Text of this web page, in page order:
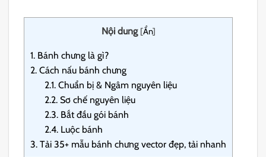
Nội dung [Ẩn]
1. Bánh chưng là gì?
2. Cách nấu bánh chưng
2.1. Chuẩn bị & Ngâm nguyên liệu
2.2. Sơ chế nguyên liệu
2.3. Bắt đầu gói bánh
2.4. Luộc bánh
3. Tải 35+ mẫu bánh chưng vector đẹp, tải nhanh